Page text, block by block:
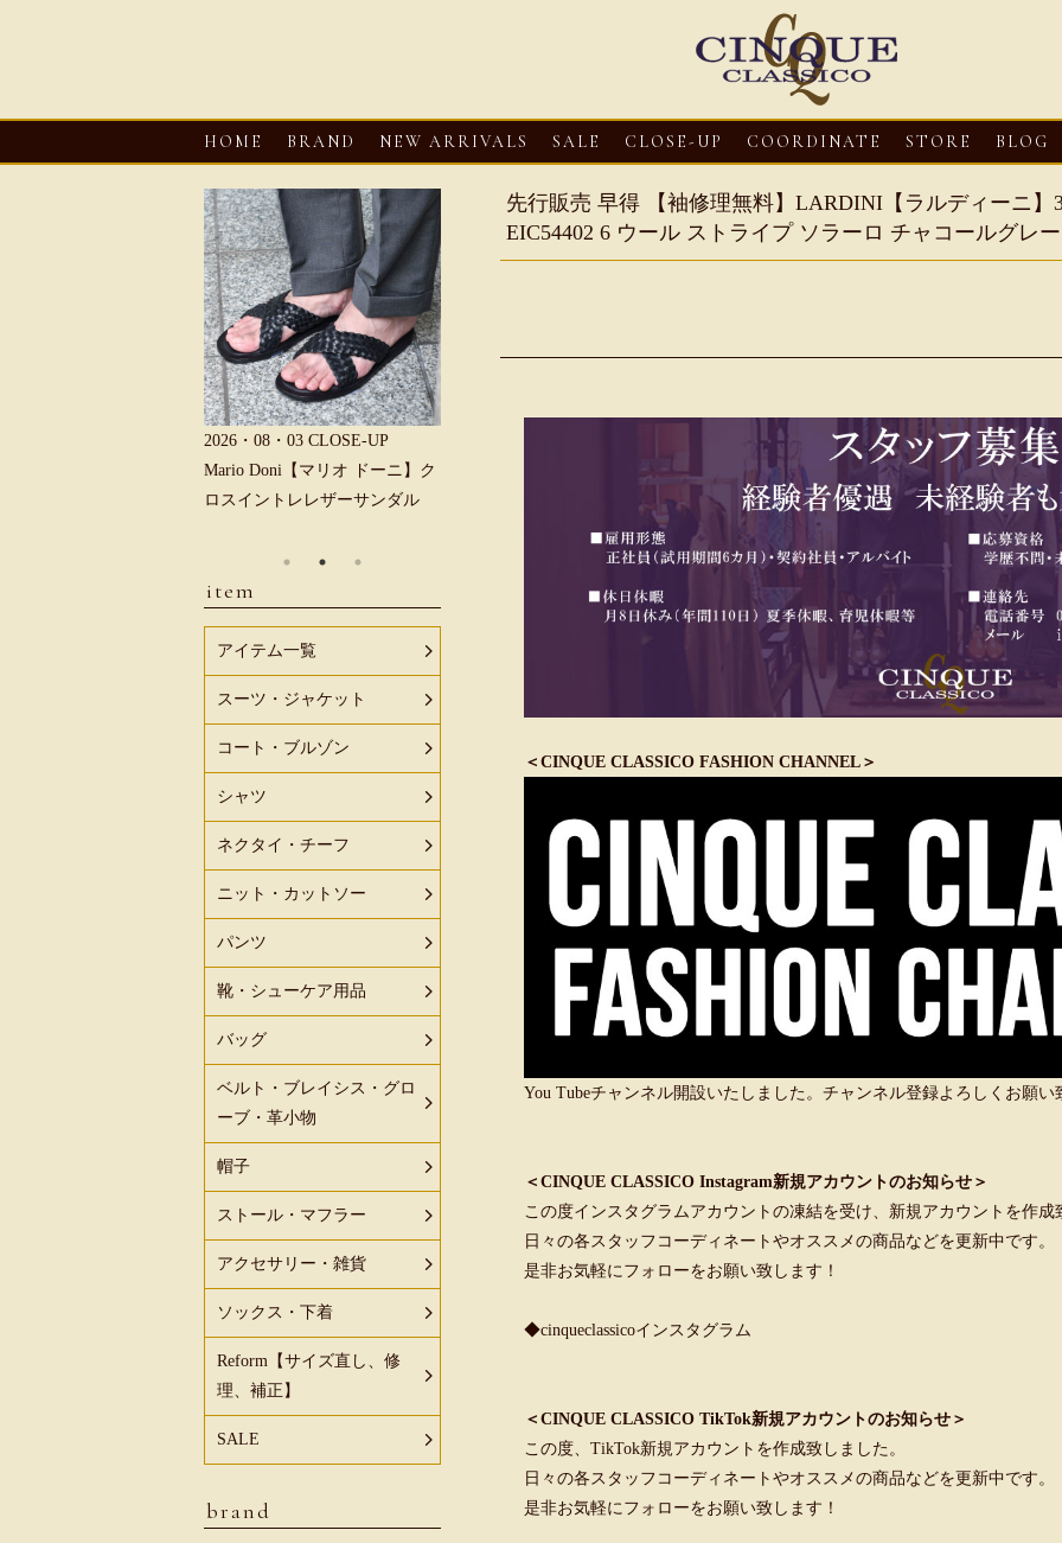
HOME BRAND NEW ARRIVALS SALE CLOSE-UP COORDINATE STORE BLOG
先行販売 早得 【袖修理無料】LARDINI【ラルディーニ】
EIC54402 6 ウール ストライプ ソラーロ チャコールグレー
＜CINQUE CLASSICO FASHION CHANNEL＞
You Tubeチャンネル開設いたしました。チャンネル登録よろしくお願い
＜CINQUE CLASSICO Instagram新規アカウントのお知らせ＞
この度インスタグラムアカウントの凍結を受け、新規アカウントを作成
日々の各スタッフコーディネートやオススメの商品などを更新中です。
是非お気軽にフォローをお願い致します！
◆cinqueclassicoインスタグラム
＜CINQUE CLASSICO TikTok新規アカウントのお知らせ＞
この度、TikTok新規アカウントを作成致しました。
日々の各スタッフコーディネートやオススメの商品などを更新中です。
是非お気軽にフォローをお願い致します！
2026・08・03 CLOSE-UP
Mario Doni【マリオ ドーニ】ク
ロスイントレレザーサンダル
Mario Doni【マリオ ドーニ】オ
ープントゥミュール レザーサン
2026・08・03
CLOSE-UP
HEREU【へリュー】フィッシ
ャーマンサンダル
2026・08・03
Mario Doni【マリオ
ロスイントレレザ
item
アイテム一覧
スーツ・ジャケット
コート・ブルゾン
シャツ
ネクタイ・チーフ
ニット・カットソー
パンツ
靴・シューケア用品
バッグ
ベルト・ブレイシス・グロ
ーブ・革小物
帽子
ストール・マフラー
アクセサリー・雑貨
ソックス・下着
Reform【サイズ直し、修
理、補正】
SALE
brand